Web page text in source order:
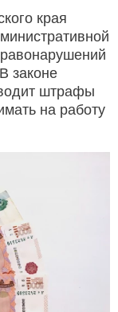
края
законе
штрафы
на работу